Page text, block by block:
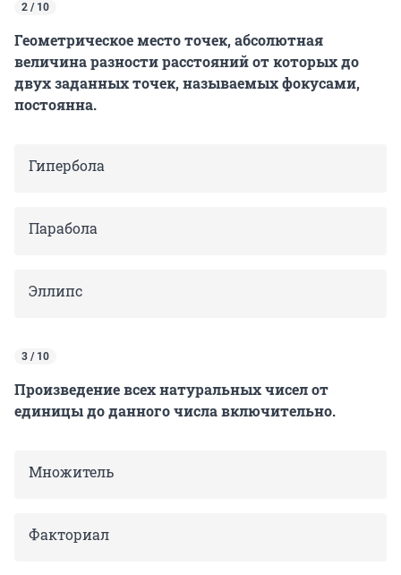
2 / 10
Геометрическое место точек, абсолютная
величина разности расстояний от которых до
двух заданных точек, называемых фокусами,
постоянна.
Гипербола
Парабола
Эллипс
3 / 10
Произведение всех натуральных чисел от
единицы до данного числа включительно.
Множитель
Факториал